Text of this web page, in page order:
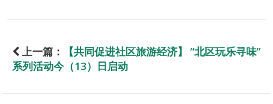
上一篇：
【共同促进社区旅游经济】 “北区玩乐寻味”
系列活动今（13）日启动